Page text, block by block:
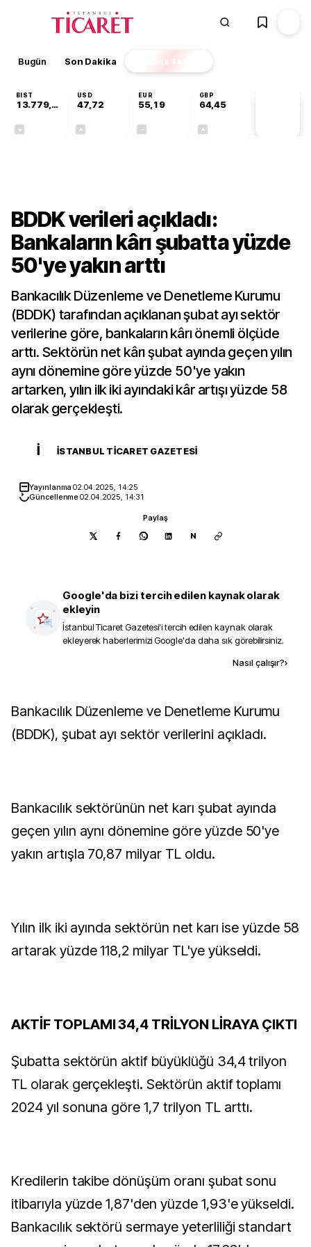
Bugün Son Dakika Finans EKSTRA
BIST
13.779,39
USD
47,72
EUR
55,19
GBP
64,45
BDDK verileri açıkladı:
Bankaların kârı şubatta yüzde
50'ye yakın arttı
Bankacılık Düzenleme ve Denetleme Kurumu
(BDDK) tarafından açıklanan şubat ayı sektör
verilerine göre, bankaların kârı önemli ölçüde
arttı. Sektörün net kârı şubat ayında geçen yılın
aynı dönemine göre yüzde 50'ye yakın
artarken, yılın ilk iki ayındaki kâr artışı yüzde 58
olarak gerçekleşti.
İ İSTANBUL TICARET GAZETESI
Yayınlanma02.04.2025, 14:25
Güncellenme02.04.2025, 14:31
Paylaş
N
Google'da bizi tercih edilen kaynak olarak
ekleyin
İstanbul Ticaret Gazetesi'i tercih edilen kaynak olarak
ekleyerek haberlerimizi Google'da daha sık görebilirsiniz.
Nasıl çalışır?›
Bankacılık Düzenleme ve Denetleme Kurumu
(BDDK), şubat ayı sektör verilerini açıkladı.
Bankacılık sektörünün net karı şubat ayında
geçen yılın aynı dönemine göre yüzde 50'ye
yakın artışla 70,87 milyar TL oldu.
Yılın ilk iki ayında sektörün net karı ise yüzde 58
artarak yüzde 118,2 milyar TL'ye yükseldi.
AKTİF TOPLAMI 34,4 TRİLYON LİRAYA ÇIKTI
Şubatta sektörün aktif büyüklüğü 34,4 trilyon
TL olarak gerçekleşti. Sektörün aktif toplamı
2024 yıl sonuna göre 1,7 trilyon TL arttı.
Kredilerin takibe dönüşüm oranı şubat sonu
itibarıyla yüzde 1,87'den yüzde 1,93'e yükseldi.
Bankacılık sektörü sermaye yeterliliği standart